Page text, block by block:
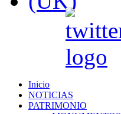
Inicio
NOTICIAS
PATRIMONIO